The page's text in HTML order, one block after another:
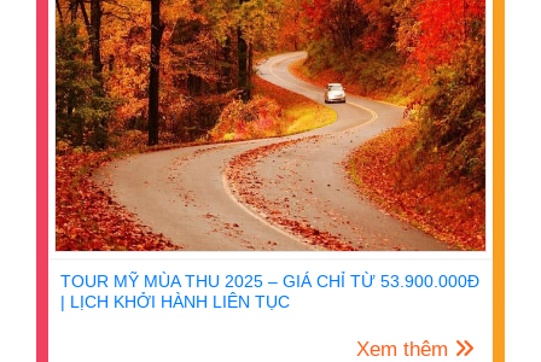
TOUR MỸ MÙA THU 2025 – GIÁ CHỈ TỪ 53.900.000Đ
| LỊCH KHỞI HÀNH LIÊN TỤC
Xem thêm